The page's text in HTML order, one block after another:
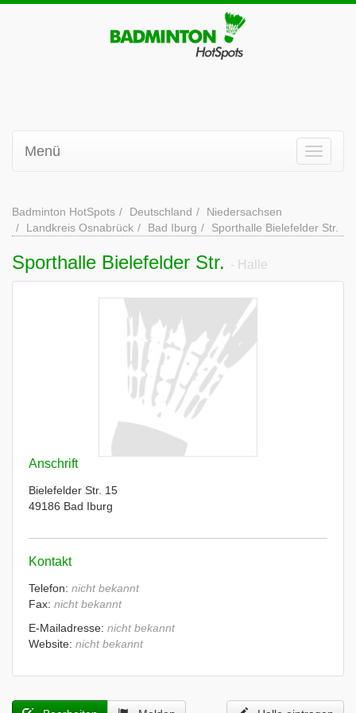
Menü
Badminton HotSpots Deutschland
Niedersachsen
Landkreis Osnabrück
Bad Iburg Sporthalle Bielefelder Str.
Sporthalle Bielefelder Str. - Halle
Anschrift
Bielefelder Str. 15
49186 Bad Iburg
Kontakt
Telefon: nicht bekannt
Fax: nicht bekannt
E-Mailadresse: nicht bekannt
Website: nicht bekannt